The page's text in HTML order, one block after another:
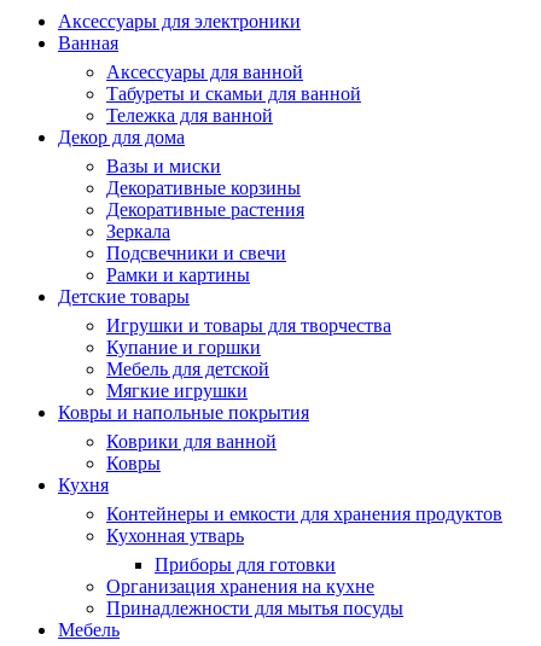
Аксессуары для электроники
Ванная
Аксессуары для ванной
Табуреты и скамьи для ванной
Тележка для ванной
Декор для дома
Вазы и миски
Декоративные корзины
Декоративные растения
Зеркала
Подсвечники и свечи
Рамки и картины
Детские товары
Игрушки и товары для творчества
Купание и горшки
Мебель для детской
Мягкие игрушки
Ковры и напольные покрытия
Коврики для ванной
Ковры
Кухня
Контейнеры и емкости для хранения продуктов
Кухонная утварь
Приборы для готовки
Организация хранения на кухне
Принадлежности для мытья посуды
Мебель